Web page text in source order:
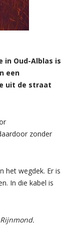
in Oud-Alblas is
een
uit de straat
zonder
het wegdek. Er is
In die kabel is